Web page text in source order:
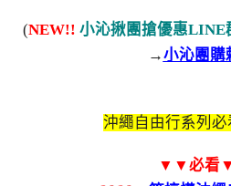
(NEW!! 小沁揪團搶優惠LINE
→小沁團購
沖繩自由行系列
▼▼必看